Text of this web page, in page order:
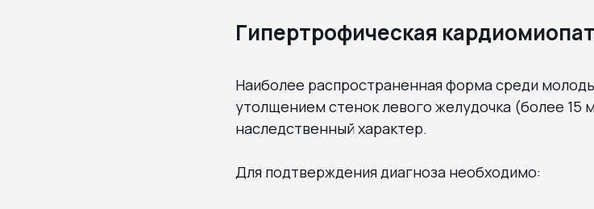
Гипертрофическая
Наиболее распространенная форма среди
утолщением стенок левого желудочка (более 15
наследственный характер.
Для подтверждения диагноза необходимо: